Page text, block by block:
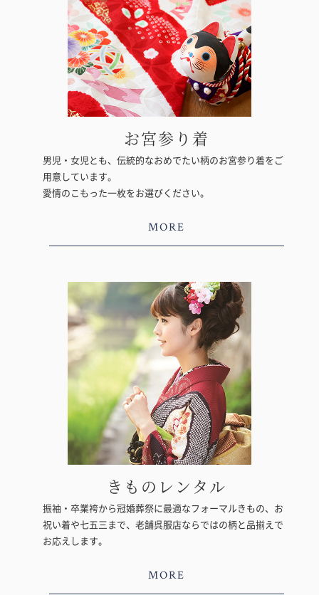
お宮参り着
男児・女児とも、伝統的なおめでたい柄のお宮参り着をご
用意しています。
愛情のこもった一枚をお選びください。
MORE
きものレンタル
振袖・卒業袴から冠婚葬祭に最適なフォーマルきもの、お
祝い着や七五三まで、老舗呉服店ならではの柄と品揃えで
お応えします。
MORE